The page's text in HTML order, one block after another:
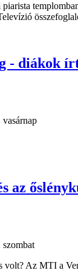
piarista
- diákok
az
volt? Az MTI a